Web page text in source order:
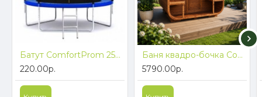
Батут ComfortProm 252см с защитной сеткой и лестницей
220.00р.
Баня квадро-бочка ComfortProm 2 метра с печным узлом + терраса 0,5м
5790.00р.